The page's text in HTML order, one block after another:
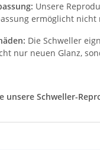
Unsere
ermöglicht
Die Schweller
nur neuen Glanz,
unsere Schweller-